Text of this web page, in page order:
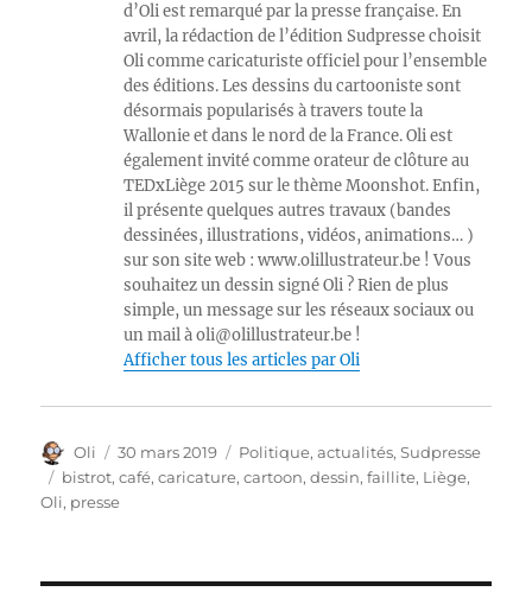
d’Oli est remarqué par la presse française. En
avril, la rédaction de l’édition Sudpresse choisit
Oli comme caricaturiste officiel pour l’ensemble
des éditions. Les dessins du cartooniste sont
désormais popularisés à travers toute la
Wallonie et dans le nord de la France. Oli est
également invité comme orateur de clôture au
TEDxLiège 2015 sur le thème Moonshot. Enfin,
il présente quelques autres travaux (bandes
dessinées, illustrations, vidéos, animations… )
sur son site web : www.olillustrateur.be ! Vous
souhaitez un dessin signé Oli ? Rien de plus
simple, un message sur les réseaux sociaux ou
un mail à oli@olillustrateur.be !
Afficher tous les articles par Oli
Auteur
Oli
Publié
le
30 mars 2019 Catégories
Politique, actualités,Sudpresse
Étiquettes
bistrot,café,caricature,cartoon,dessin,faillite, Liège,
Oli, presse